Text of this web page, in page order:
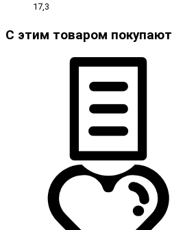
17,3
С этим товаром покупают